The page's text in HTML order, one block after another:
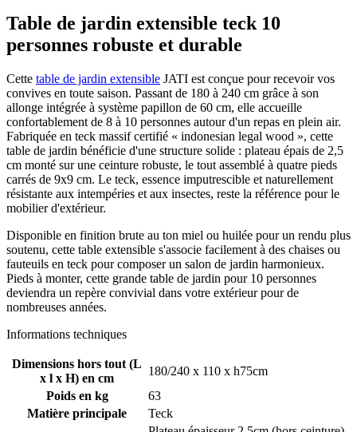
Table de jardin extensible teck 10
personnes robuste et durable
Cette table de jardin extensible JATI est conçue pour recevoir vos
convives en toute saison. Passant de 180 à 240 cm grâce à son
allonge intégrée à système papillon de 60 cm, elle accueille
confortablement de 8 à 10 personnes autour d'un repas en plein air.
Fabriquée en teck massif certifié « indonesian legal wood », cette
table de jardin bénéficie d'une structure solide : plateau épais de 2,5
cm monté sur une ceinture robuste, le tout assemblé à quatre pieds
carrés de 9x9 cm. Le teck, essence imputrescible et naturellement
résistante aux intempéries et aux insectes, reste la référence pour le
mobilier d'extérieur.
Disponible en finition brute au ton miel ou huilée pour un rendu plus
soutenu, cette table extensible s'associe facilement à des chaises ou
fauteuils en teck pour composer un salon de jardin harmonieux.
Pieds à monter, cette grande table de jardin pour 10 personnes
deviendra un repère convivial dans votre extérieur pour de
nombreuses années.
Informations techniques
Dimensions hors tout (L
x l x H) en cm
180/240 x 110 x h75cm
Poids en kg
63
Matière principale
Teck